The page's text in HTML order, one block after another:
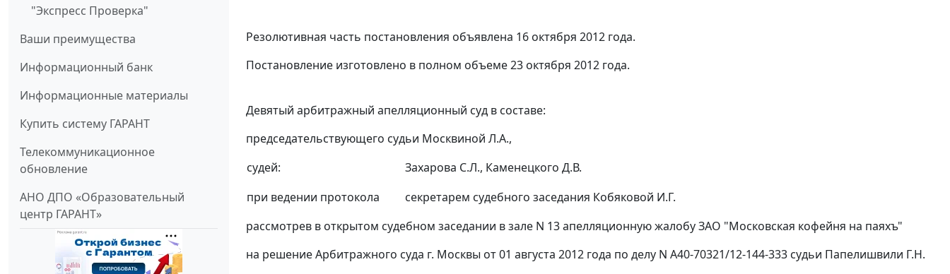
"Экспресс Проверка"
Ваши преимущества
Информационный банк
Информационные материалы
Купить систему ГАРАНТ
Телекоммуникационное
обновление
АНО ДПО «Образовательный
центр ГАРАНТ»
Резолютивная часть постановления объявлена 16 октября 2012 года.
Постановление изготовлено в полном объеме 23 октября 2012 года.
Девятый арбитражный апелляционный суд в составе:
председательствующего судьи Москвиной Л.А.,
судей:
Захарова С.Л., Каменецкого Д.В.
при ведении протокола
секретарем судебного заседания Кобяковой И.Г.
рассмотрев в открытом судебном заседании в зале N 13 апелляционную жалобу ЗАО "Московская кофейня на паяхъ"
на решение Арбитражного суда г. Москвы от 01 августа 2012 года по делу N А40-70321/12-144-333 судьи Папелишвили Г.Н.